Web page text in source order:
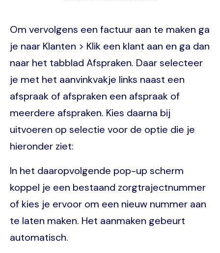
Om vervolgens een factuur aan te maken ga
je naar Klanten > Klik een klant aan en ga dan
naar het tabblad Afspraken. Daar selecteer
je met het aanvinkvakje links naast een
afspraak of afspraken een afspraak of
meerdere afspraken. Kies daarna bij
uitvoeren op selectie voor de optie die je
hieronder ziet:
In het daaropvolgende pop-up scherm
koppel je een bestaand zorgtrajectnummer
of kies je ervoor om een nieuw nummer aan
te laten maken. Het aanmaken gebeurt
automatisch.